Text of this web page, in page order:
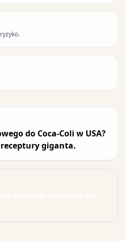
do Coca-Coli w USA?
giganta.